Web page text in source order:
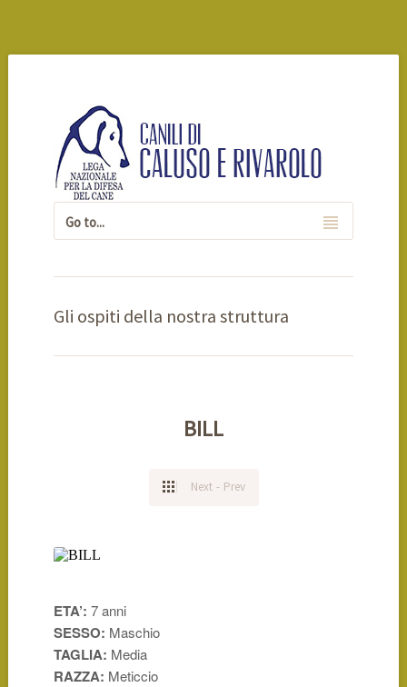
Gli ospiti della nostra struttura
BILL
Next - Prev
ETA’: 7 anni
SESSO: Maschio
TAGLIA: Media
RAZZA: Meticcio